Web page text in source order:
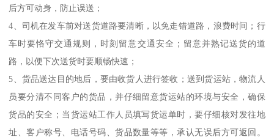
后方可动身，防止误送；
4、司机在发车前对送货道路要清晰，以免走错道路，浪费时间；行
车时要恪守交通规则，时刻留意交通安全；留意并熟记送货的道
路，以便下次送货时要顺畅快速；
5、货品送达目的地后，要由收货人进行签收；送到货运站，物流人
员要分清不同客户的货品，并仔细留意货运站的环境与安全，确保
货品的安全；当货运站工作人员填写货运单时，要仔细核对发往地
址、客户称号、电话号码、货品数量等等，承认无误后方可返回。